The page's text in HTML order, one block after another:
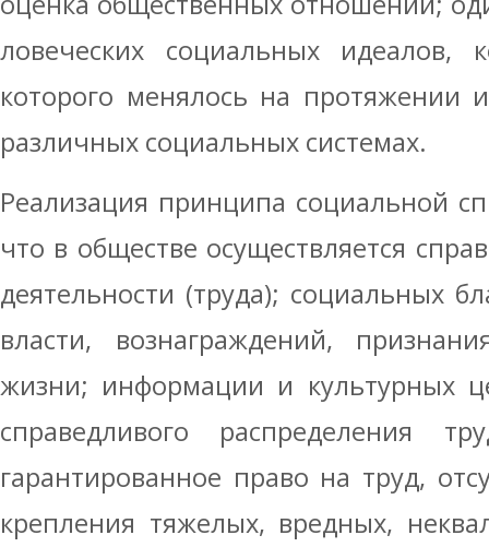
ловеческих социальных идеалов,
кото­рого менялось на протяжении
различ­ных социальных системах.
Реализация принципа социальной
что в обществе осуществляется
деятельности (труда); социальных
власти, вознаграждений,
жизни; информации и культурных
справедливого распределения
гарантированное право на труд,
крепления тяжелых, вредных,